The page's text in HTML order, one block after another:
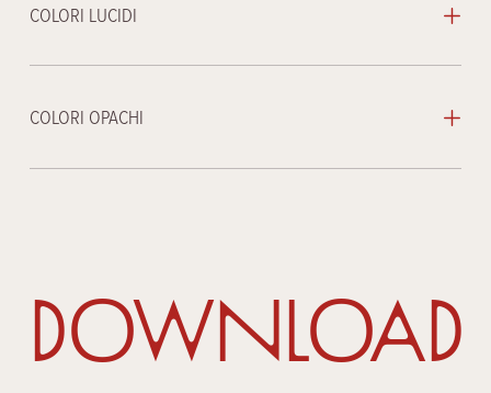
COLORI LUCIDI
COLORI OPACHI
Download